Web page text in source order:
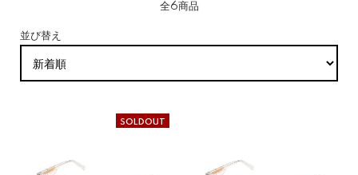
全6商品
並び替え
SOLDOUT